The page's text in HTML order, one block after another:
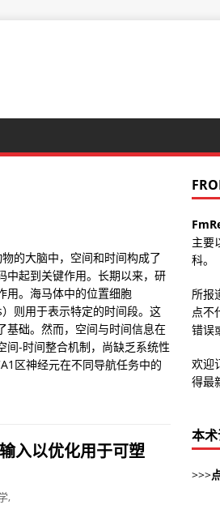
的大脑中，空间和时间构成了
中起到关键作用。长期以来，研
用。海马体中的位置细胞
则用于表示特定的时间段。这
基础。然而，空间与时间信息在
间-时间整合机制，尚缺乏系统性
区神经元在不同导航任务中的
入以优化用于可塑
,
主要
科。
所报
点不
错误
欢迎
得最
本术
>>>